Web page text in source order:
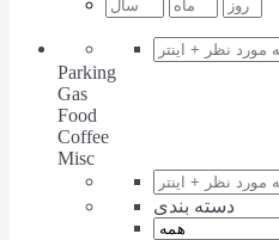
Parking
Gas
Food
Coffee
Misc
دسته بندی